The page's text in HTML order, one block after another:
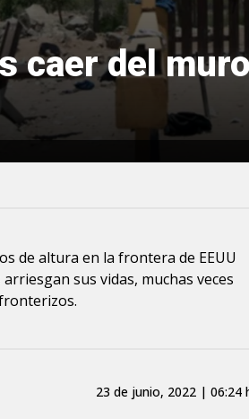
caer del
de altura en la frontera de EEUU
sus vidas, muchas veces
23 de junio, 2022 | 06:24